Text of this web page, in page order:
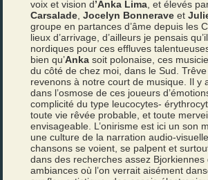
voix et vision d’Anka Lima , et élevés
Carsalade ,Jocelyn Bonnerave et
groupe en partances d’âme depuis les
lieux d’arrivage, d’ailleurs je pensais
nordiques pour ces effluves
bien qu’Anka soit polonaise, ces
du côté de chez moi, dans le Sud.
revenons à notre court de musique. Il y
dans l’osmose de ces joueurs
complicité du type leucocytes-
toute vie rêvée probable, et toute
envisageable. L’onirisme est ici un son
une culture de la narration audio-
chansons se voient, se palpent et
dans des recherches assez Bjorkiennes
ambiances où l’on verrait aisément